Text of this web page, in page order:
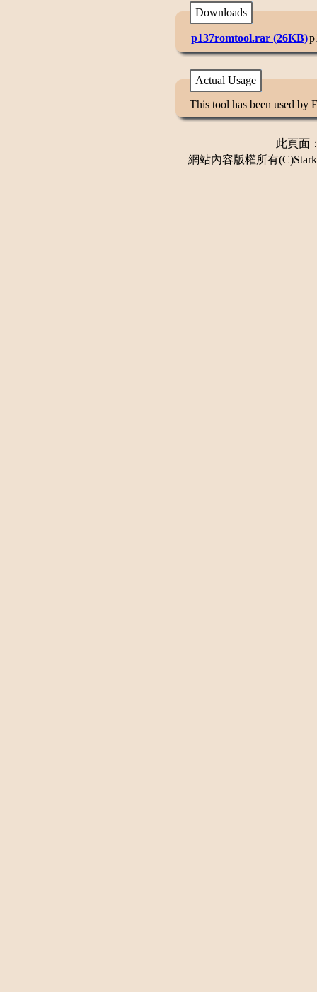
Downloads
p137romtool.rar (26KB)
Actual Usage
This tool has been used by
此頁面
網站內容版權所有